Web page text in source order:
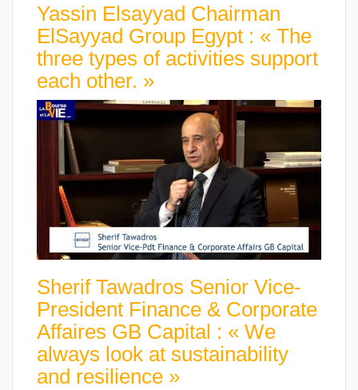
Yassin Elsayyad Chairman
ElSayyad Group Egypt : « The
three types of activities support
each other. »
Sherif Tawadros Senior Vice-
President Finance & Corporate
Affaires GB Capital : « We
always look at sustainability
and resilience »